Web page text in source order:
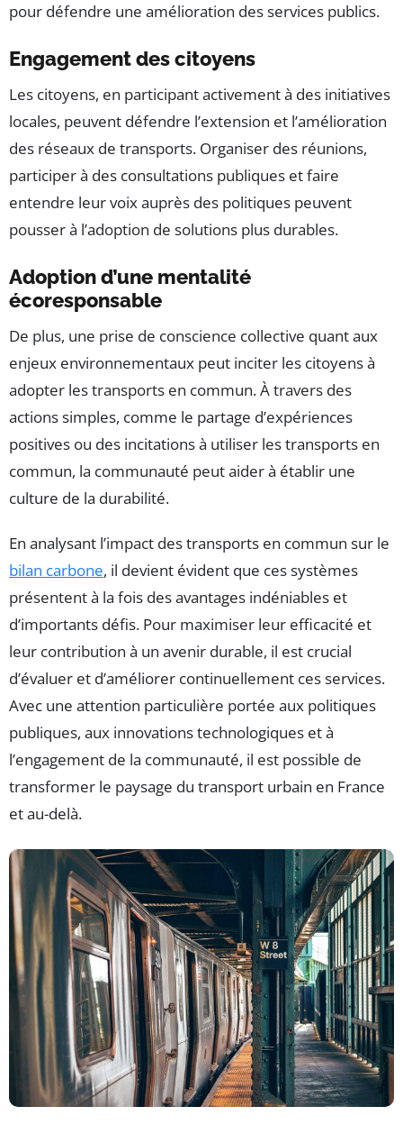
pour défendre une amélioration des services publics.
Engagement des citoyens
Les citoyens, en participant activement à des initiatives
locales, peuvent défendre l’extension et l’amélioration
des réseaux de transports. Organiser des réunions,
participer à des consultations publiques et faire
entendre leur voix auprès des politiques peuvent
pousser à l’adoption de solutions plus durables.
Adoption d’une mentalité
écoresponsable
De plus, une prise de conscience collective quant aux
enjeux environnementaux peut inciter les citoyens à
adopter les transports en commun. À travers des
actions simples, comme le partage d’expériences
positives ou des incitations à utiliser les transports en
commun, la communauté peut aider à établir une
culture de la durabilité.
En analysant l’impact des transports en commun sur le
bilan carbone, il devient évident que ces systèmes
présentent à la fois des avantages indéniables et
d’importants défis. Pour maximiser leur efficacité et
leur contribution à un avenir durable, il est crucial
d’évaluer et d’améliorer continuellement ces services.
Avec une attention particulière portée aux politiques
publiques, aux innovations technologiques et à
l’engagement de la communauté, il est possible de
transformer le paysage du transport urbain en France
et au-delà.